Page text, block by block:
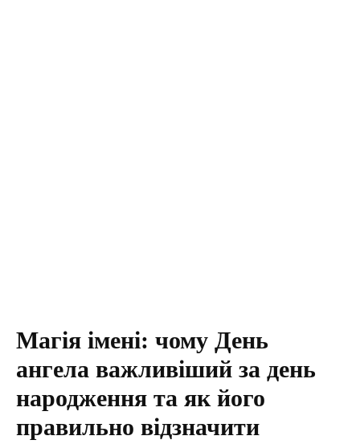
Магія імені: чому День
ангела важливіший за день
народження та як його
правильно відзначити